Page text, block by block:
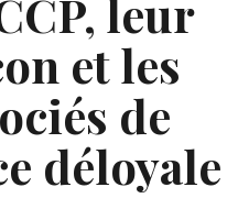
leur
et les
de
déloyale